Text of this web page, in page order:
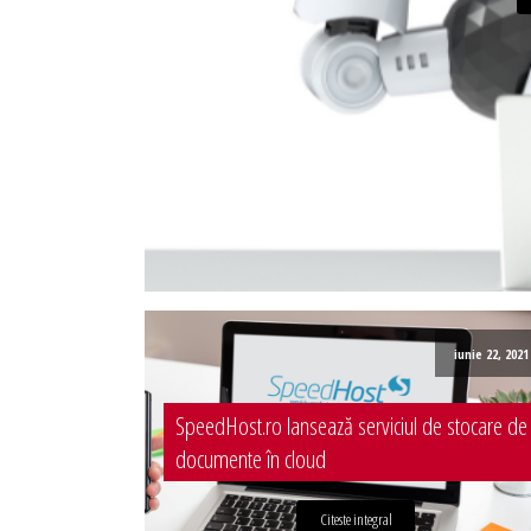
iunie 22, 2021
SpeedHost.ro lansează serviciul de stocare de
documente în cloud
Citeste integral